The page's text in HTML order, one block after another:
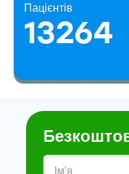
Пацієнтів
13264